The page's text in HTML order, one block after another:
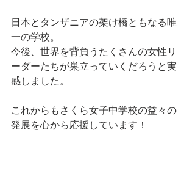
日本とタンザニアの架け橋ともなる唯
一の学校。
今後、世界を背負うたくさんの女性リ
ーダーたちが巣立っていくだろうと実
感しました。
これからもさくら女子中学校の益々の
発展を心から応援しています！